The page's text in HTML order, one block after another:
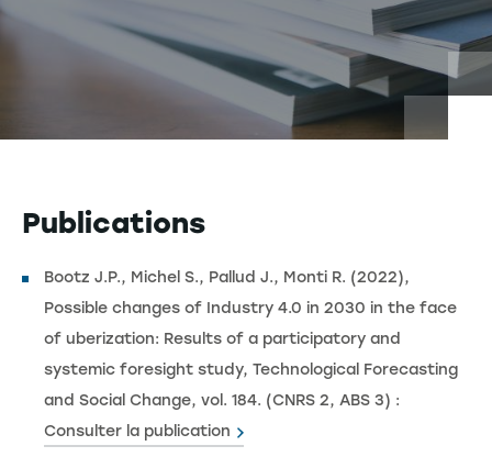
Publications
Bootz J.P., Michel S., Pallud J., Monti R. (2022),
Possible changes of Industry 4.0 in 2030 in the face
of uberization: Results of a participatory and
systemic foresight study, Technological Forecasting
and Social Change, vol. 184. (CNRS 2, ABS 3) :
Consulter la publication